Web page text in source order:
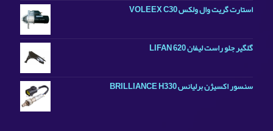
استارت گریت وال ولکس VOLEEX C30
گلگیر جلو راست لیفان LIFAN 620
سنسور اکسیژن برلیانس BRILLIANCE H330